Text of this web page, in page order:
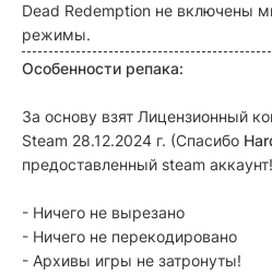
Dead Redemption не включены
режимы.
Особенности репака:
За основу взят Лицензионный
Steam 28.12.2024 г. (Спасибо
предоставленный steam
- Ничего не вырезано
- Ничего не перекодировано
- Архивы игры не затронуты!